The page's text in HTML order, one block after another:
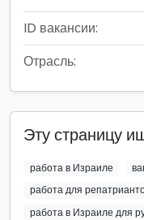
ID вакансии:
Отрасль:
Эту страницу
работа в Израиле
работа для
работа в Израиле для